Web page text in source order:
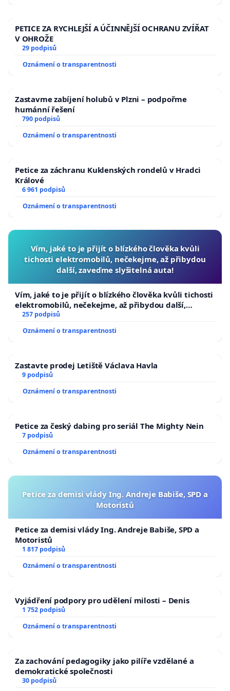
PETICE ZA RYCHLEJŠÍ A ÚČINNĚJŠÍ OCHRANU ZVÍŘAT
V OHROŽE
29 podpisů
Oznámení o transparentnosti
Zastavme zabíjení holubů v Plzni – podpořme
humánní řešení
790 podpisů
Oznámení o transparentnosti
Petice za záchranu Kuklenských rondelů v Hradci
Králové
6 961 podpisů
Oznámení o transparentnosti
Vím, jaké to je přijít o blízkého člověka kvůli
tichosti elektromobilů, nečekejme, až přibydou
další, zaveďme slyšitelná auta!
Vím, jaké to je přijít o blízkého člověka kvůli tichosti
elektromobilů, nečekejme, až přibydou další,
zaveďme slyšitelná auta!
257 podpisů
Oznámení o transparentnosti
Zastavte prodej Letiště Václava Havla
9 podpisů
Oznámení o transparentnosti
Petice za český dabing pro seriál The Mighty Nein
7 podpisů
Oznámení o transparentnosti
Petice za demisi vlády Ing. Andreje Babiše, SPD a
Motoristů
Petice za demisi vlády Ing. Andreje Babiše, SPD a
Motoristů
1 817 podpisů
Oznámení o transparentnosti
Vyjádření podpory pro udělení milosti – Denis
1 752 podpisů
Oznámení o transparentnosti
Za zachování pedagogiky jako pilíře vzdělané a
demokratické společnosti
30 podpisů